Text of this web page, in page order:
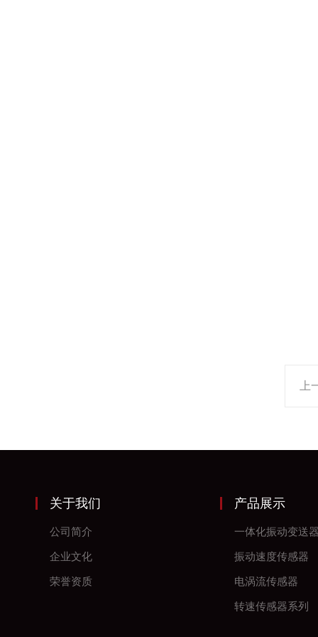
上
关于我们
公司简介
企业文化
荣誉资质
产品展示
一体化振动变送
振动速度传感器
电涡流传感器
转速传感器系列